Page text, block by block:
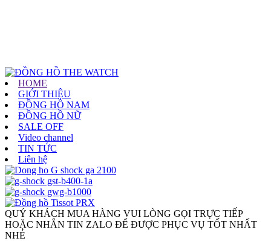
HOME
GIỚI THIỆU
ĐỒNG HỒ NAM
ĐỒNG HỒ NỮ
SALE OFF
Video channel
TIN TỨC
Liên hệ
QUÝ KHÁCH MUA HÀNG VUI LÒNG GỌI TRỰC TIẾP
HOẶC NHẮN TIN ZALO ĐỂ ĐƯỢC PHỤC VỤ TỐT NHẤT
NHÉ